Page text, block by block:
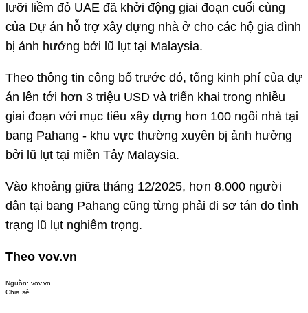
lưỡi liềm đỏ UAE đã khởi động giai đoạn cuối cùng
của Dự án hỗ trợ xây dựng nhà ở cho các hộ gia đình
bị ảnh hưởng bởi lũ lụt tại Malaysia.
Theo thông tin công bố trước đó, tổng kinh phí của dự
án lên tới hơn 3 triệu USD và triển khai trong nhiều
giai đoạn với mục tiêu xây dựng hơn 100 ngôi nhà tại
bang Pahang - khu vực thường xuyên bị ảnh hưởng
bởi lũ lụt tại miền Tây Malaysia.
Vào khoảng giữa tháng 12/2025, hơn 8.000 người
dân tại bang Pahang cũng từng phải đi sơ tán do tình
trạng lũ lụt nghiêm trọng.
Theo vov.vn
Nguồn: vov.vn
Chia sẻ